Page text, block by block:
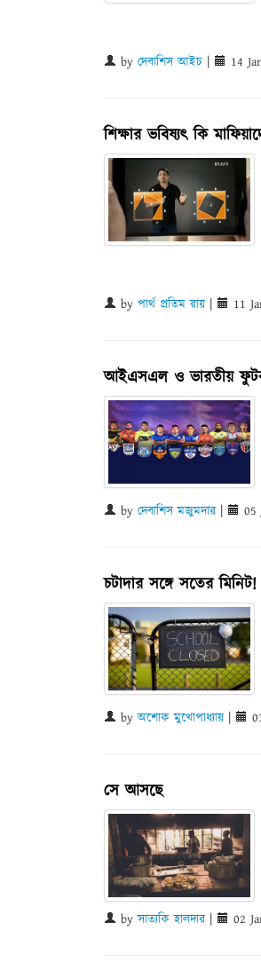
by দেবাশিস আইচ 14
শিক্ষার ভবিষ্যৎ কি
by পার্থ প্রতিম রায় 11
আইএসএল ও ভারতীয়
by দেবাশিস মজুমদার| 05
চটাদার সঙ্গে সতের মিনিট!
byঅশোক মুখোপাধ্যায়
সে আসছে
byসাত্যকি হালদার| 02